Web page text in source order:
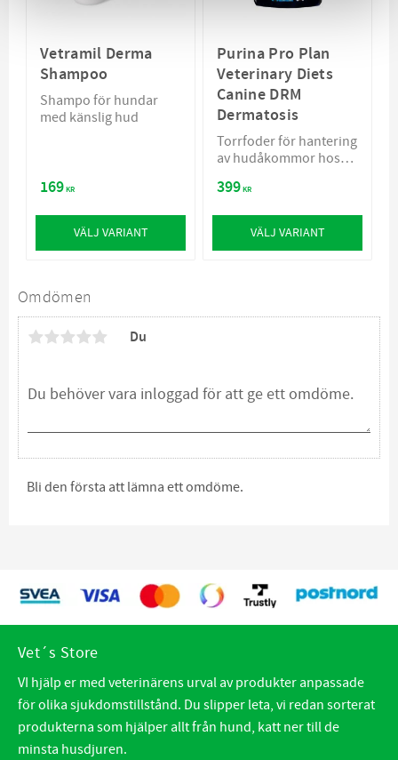
Omdömen
Du
Bli den första att lämna ett omdöme.
Vetramil Derma
Shampoo
Shampo för hundar
med känslig hud
169KR
VÄLJ VARIANT
Purina Pro Plan
Veterinary Diets
Canine DRM
Dermatosis
Torrfoder för hantering
av hudåkommor hos
399KR
VÄLJ VARIANT
Vet´s Store
VI hjälp er med veterinärens urval av produkter anpassade
för olika sjukdomstillstånd. Du slipper leta, vi redan sorterat
produkterna som hjälper allt från hund, katt ner till de
minsta husdjuren.